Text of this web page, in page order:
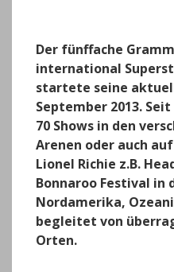
Der fünffache
international
startete seine
September 2013.
70 Shows in den
Arenen oder auch
Lionel Richie z.B.
Bonnaroo Festival in
Nordamerika,
begleitet von
Orten.